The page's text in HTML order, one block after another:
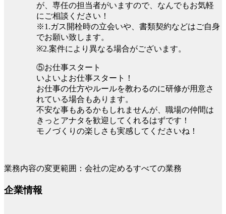
が、専任の担当者がいますので、なんでもお気軽
にご相談ください！
※1.ガス開栓時の立会いや、書類契約などはご自身
でお願い致します。
※2.案件により異なる場合がございます。
⑤お仕事スタート
いよいよお仕事スタート！
お仕事の仕方やルールを教わるのに研修が用意さ
れている場合もあります。
不安な事もあるかもしれませんが、職場の仲間は
きっとアナタを歓迎してくれるはずです！
モノづくりの楽しさも実感してくださいね！
業務内容の変更範囲：会社の定めるすべての業務
企業情報